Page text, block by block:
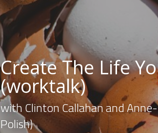
Create The Life
(worktalk)
with Clinton Callahan and
Polish)